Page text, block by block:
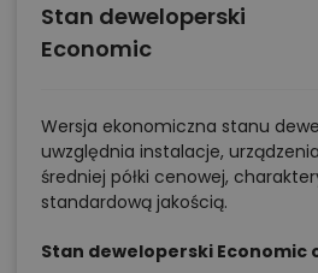
Stan deweloperski
Economic
Wersja ekonomiczna stanu
uwzględnia instalacje,
średniej półki cenowej,
standardową jakością.
Stan deweloperski Economic